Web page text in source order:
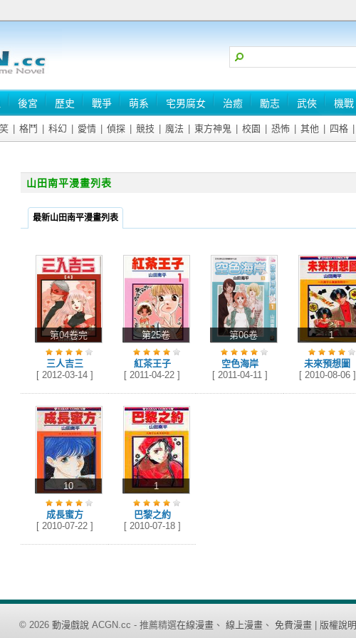
後宮 歷史 戰爭 萌系 宅男腐女 治癒 勵志 武俠 機戰
格鬥 科幻 愛情 偵探 競技 魔法 東方神鬼 校園 恐怖 其他 四格
山田南平漫畫列表
最新山田南平漫畫列表
第04卷完
三人吉三
[ 2012-03-14 ]
第25卷
紅茶王子
[ 2011-04-22 ]
第06卷
空色海岸
[ 2011-04-11 ]
1
未來預想圖
[ 2010-08-06 ]
10
成長蜜方
[ 2010-07-22 ]
1
巴黎之約
[ 2010-07-18 ]
© 2026 動漫戲說 ACGN.cc - 推薦精選在線漫畫 、 線上漫畫 、 免費漫畫 版權說明